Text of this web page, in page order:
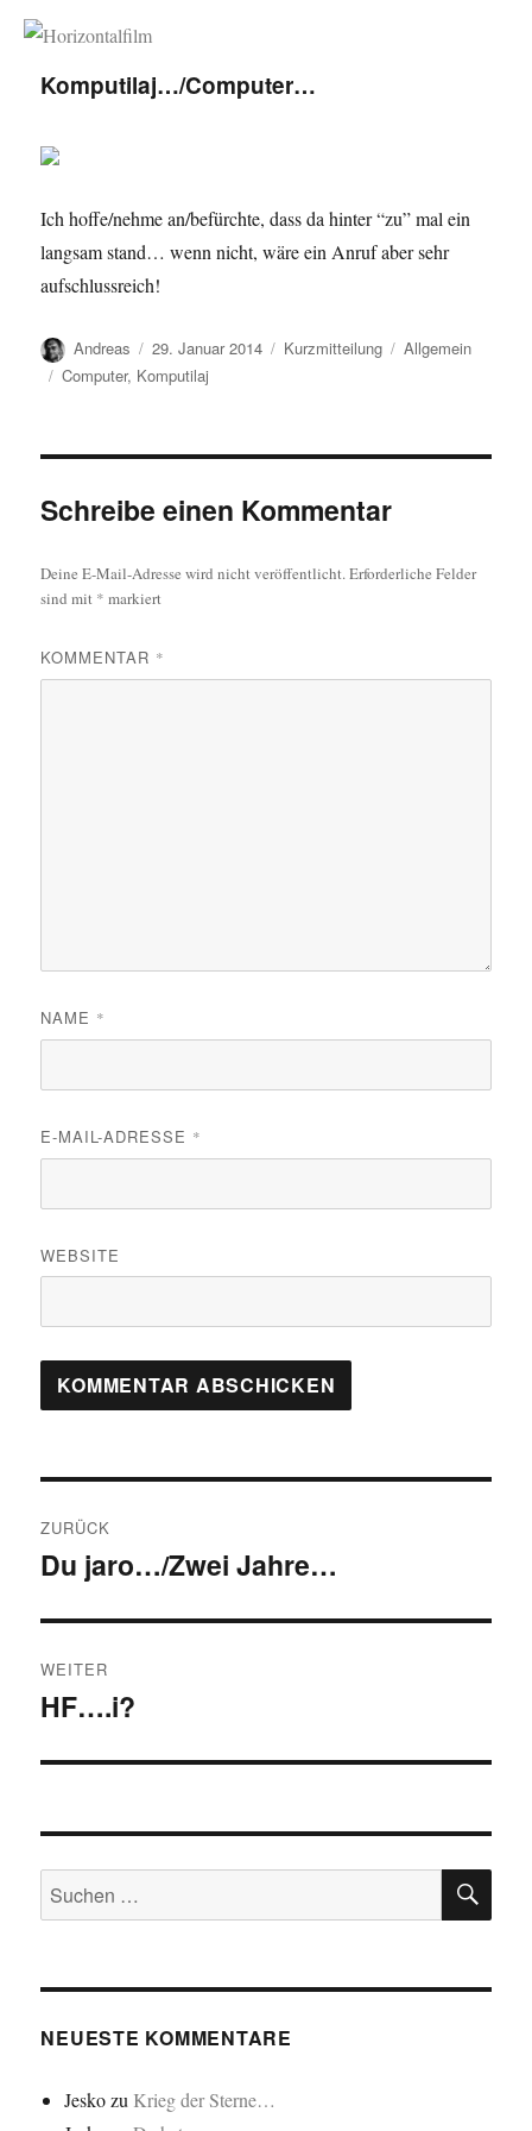
Horizontalfilm
Komputilaj…/Computer…
Ich hoffe/nehme an/befürchte, dass da hinter “zu” mal ein
langsam stand… wenn nicht, wäre ein Anruf aber sehr
aufschlussreich!
Autor
Andreas
Veröffentlicht
am
29. Januar 2014 Format
Kurzmitteilung Kategorien
Allgemein
Schlagwörter
Computer, Komputilaj
Schreibe einen Kommentar
Deine E-Mail-Adresse wird nicht veröffentlicht. Erforderliche Felder
sind mit * markiert
KOMMENTAR *
NAME *
E-MAIL-ADRESSE *
WEBSITE
ZURÜCK
Vorheriger
Du jaro…/Zwei Jahre…
WEITER
Nächster
HF….i?
Suchen
nach:
NEUESTE KOMMENTARE
Jeskozu Krieg der Sterne…